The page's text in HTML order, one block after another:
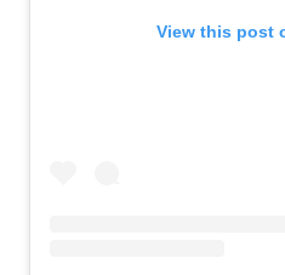
View this post